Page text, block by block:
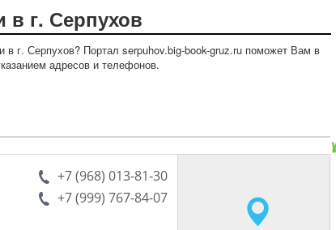
в г. Серпухов
в г. Серпухов? Портал serpuhov.big-book-gruz.ru поможет Вам в
адресов и телефонов.
+7 (968) 013-81-30
+7 (999) 767-84-07